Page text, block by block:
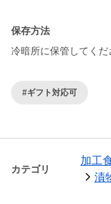
保存方法
冷暗所に保管してくだ
#ギフト対応可
カテゴリ
加工
漬